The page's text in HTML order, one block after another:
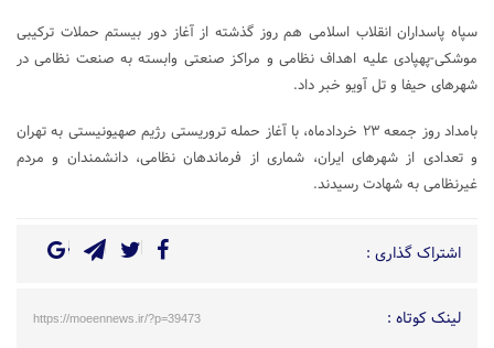
سپاه پاسداران انقلاب اسلامی هم روز گذشته از آغاز دور بیستم حملات ترکیبی
موشکی-پهپادی علیه اهداف نظامی و مراکز صنعتی وابسته به صنعت نظامی در
شهرهای حیفا و تل آویو خبر داد.
بامداد روز جمعه ۲۳ خردادماه، با آغاز حمله تروریستی رژیم صهیونیستی به تهران
و تعدادی از شهرهای ایران، شماری از فرماندهان نظامی، دانشمندان و مردم
غیرنظامی به شهادت رسیدند.
اشتراک گذاری :
لینک کوتاه : https://moeennews.ir/?p=39473